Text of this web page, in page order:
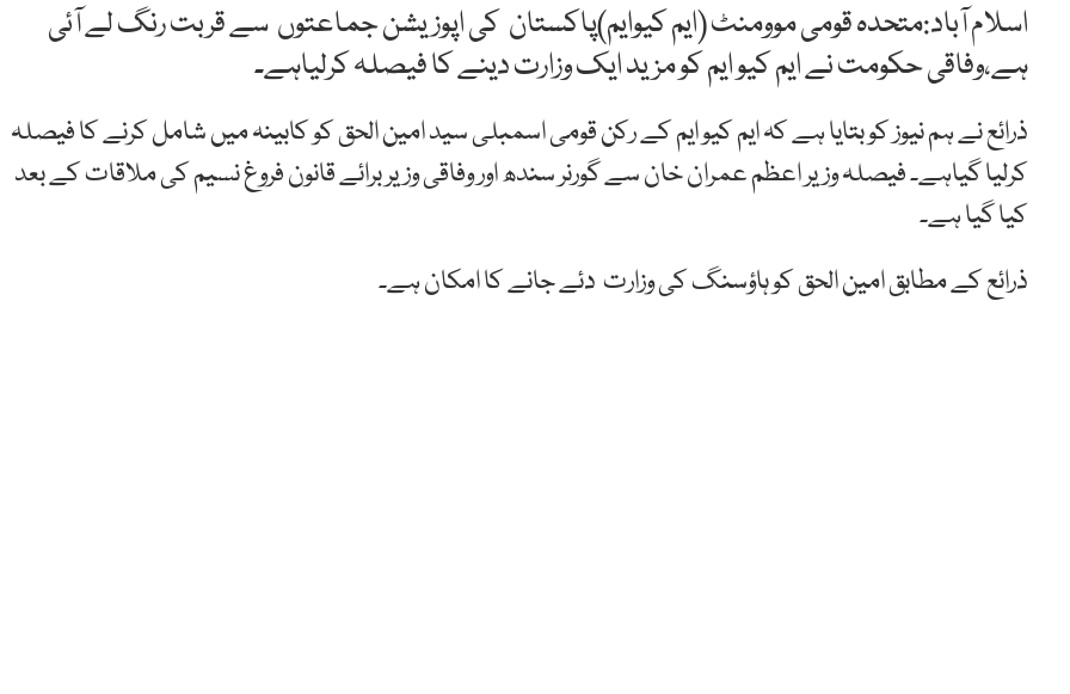
اسلام آباد:متحدہ قومی موومنٹ (ایم کیوایم)پاکستان کی اپوزیشن جماعتوں سے قربت رنگ لے آئی
ہے،وفاقی حکومت نے ایم کیو ایم کو مزید ایک وزارت دینے کا فیصلہ کرلیاہے۔
ذرائع نے ہم نیوز کو بتایا ہے کہ ایم کیو ایم کے رکن قومی اسمبلی سید امین الحق کو کابینہ میں شامل کرنے کا فیصلہ
کرلیا گیاہے۔ فیصلہ وزیر اعظم عمران خان سے گورنر سندھ اور وفاقی وزیر برائے قانون فروغ نسیم کی ملاقات کے بعد
کیا گیا ہے۔
ذرائع کے مطابق امین الحق کو ہاؤسنگ کی وزارت دئے جانے کا امکان ہے۔